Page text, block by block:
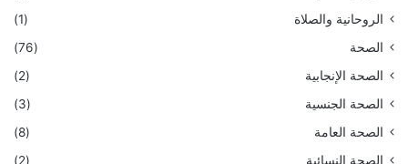
الروحانية والصلاة
(1)
الصحة
(76)
الصحة الإنجابية
(2)
الصحة الجنسية
(3)
الصحة العامة
(8)
الصحة النسائية
(2)